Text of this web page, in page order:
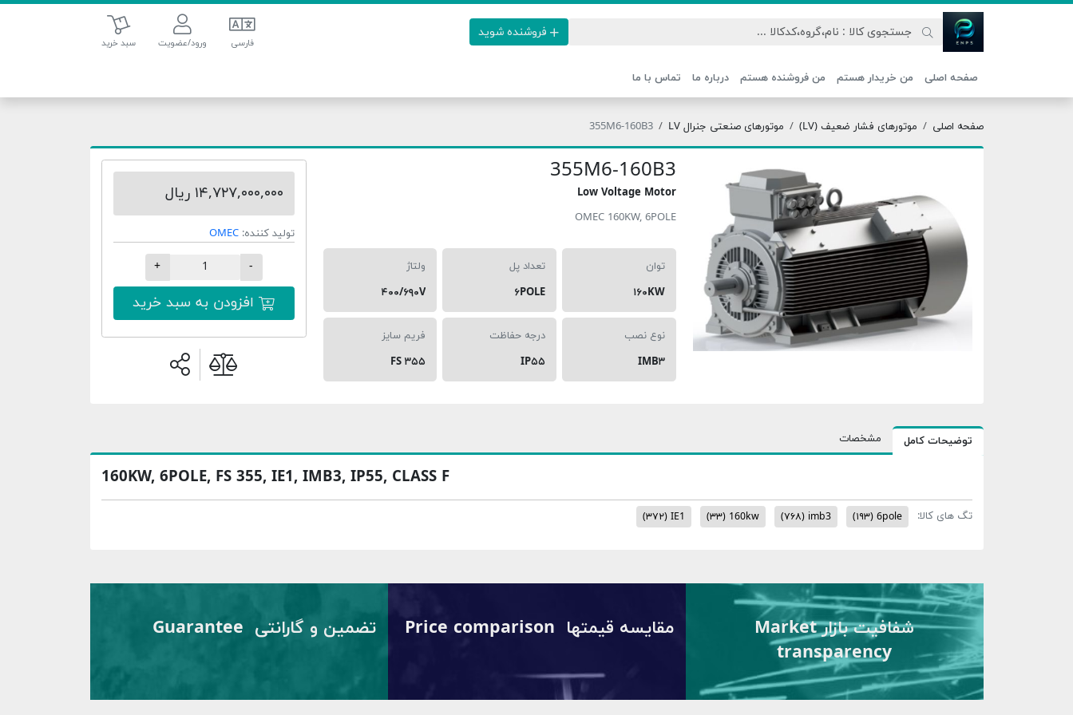
فروشنده شوید
فارسی ورود/عضویت
سبد خرید
سبد خرید
صفحه اصلی من خریدار هستم من فروشنده هستم درباره ما تماس با ما
صفحه اصلی موتورهای فشار ضعیف (LV) موتورهای صنعتی جنرال LV 355M6-160B3
355M6-160B3
Low Voltage Motor
OMEC 160KW, 6POLE
توان
۱۶۰KW
تعداد پل
۶POLE
ولتاژ
۴۰۰/۶۹۰V
نوع نصب
IMB۳
درجه حفاظت
IP۵۵
فریم سایز
FS ۳۵۵
۱۴,۷۲۷,۰۰۰,۰۰۰ ریال
تولید کننده: OMEC
-
+
افزودن به سبد خرید
توضیحات کامل مشخصات
160KW, 6POLE, FS 355, IE1, IMB3, IP55, CLASS F
تگ های کالا: 6pole (۱۹۳) imb3 (۷۶۸) 160kw (۳۳) IE1 (۳۷۲)
شفافیت بازار Market
transparency
مقایسه قیمتها Price comparison